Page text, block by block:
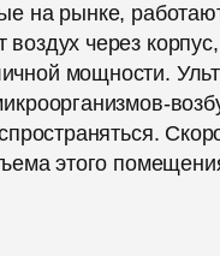
на рынке,
через
мощности.
этого